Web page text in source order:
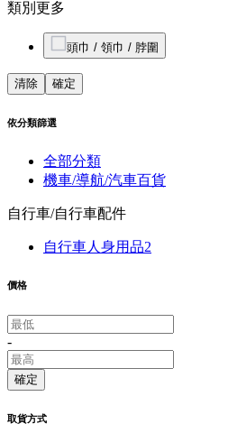
類別 更多
頭巾 / 領巾 / 脖圍
清除 確定
依分類篩選
全部分類
機車/導航/汽車百貨
自行車/自行車配件
自行車人身用品2
價格
-
確定
取貨方式